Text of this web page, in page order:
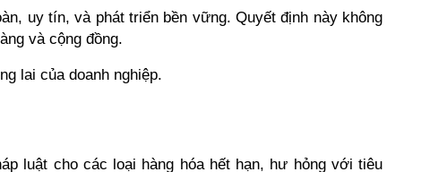
uy tín, và phát triển bền vững. Quyết định này không
và cộng đồng.
lai của doanh nghiệp.
luật cho các loại hàng hóa hết hạn, hư hỏng với tiêu